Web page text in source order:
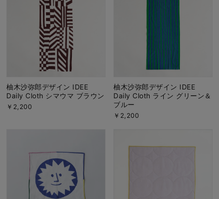
柚木沙弥郎デザイン IDEE
Daily Cloth シマウマ ブラウン
￥2,200
柚木沙弥郎デザイン IDEE
Daily Cloth ライン グリーン＆
ブルー
￥2,200